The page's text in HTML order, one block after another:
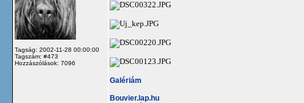
Tagság: 2002-11-28 00:00:00
Tagszám: #473
Hozzászólások: 7096
Galériám
Bouvier.lap.hu